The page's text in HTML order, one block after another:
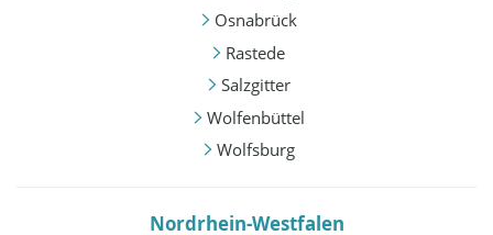
Osnabrück
Rastede
Salzgitter
Wolfenbüttel
Wolfsburg
Nordrhein-Westfalen